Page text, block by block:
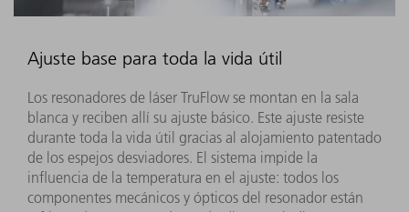
Ajuste base para toda la vida útil
Los resonadores de láser TruFlow se montan en la sala
blanca y reciben allí su ajuste básico. Este ajuste resiste
durante toda la vida útil gracias al alojamiento patentado
de los espejos desviadores. El sistema impide la
influencia de la temperatura en el ajuste: todos los
componentes mecánicos y ópticos del resonador están